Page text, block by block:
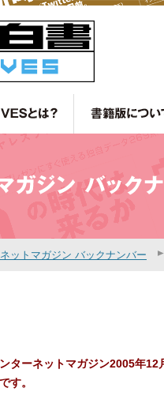
ットマガジン バックナンバー
ターネットマガジン2005年12
す。